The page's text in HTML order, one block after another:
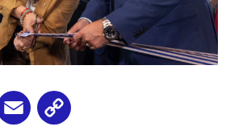
Email